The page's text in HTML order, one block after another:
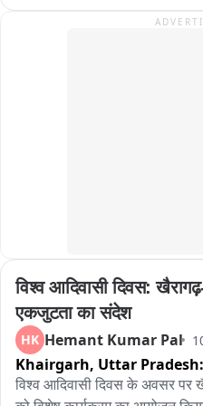
विश्व आदिवासी दिवस:
एकजुटता का संदेश
HK Hemant Kumar Pal
Khairgarh, Uttar Pradesh:
विश्व आदिवासी दिवस के अवसर पर